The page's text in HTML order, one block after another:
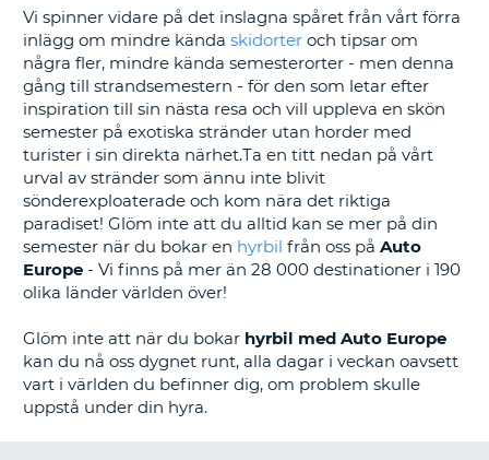
Vi spinner vidare på det inslagna spåret från vårt förra
inlägg om mindre kända skidorter och tipsar om
några fler, mindre kända semesterorter - men denna
gång till strandsemestern - för den som letar efter
inspiration till sin nästa resa och vill uppleva en skön
semester på exotiska stränder utan horder med
turister i sin direkta närhet.Ta en titt nedan på vårt
urval av stränder som ännu inte blivit
sönderexploaterade och kom nära det riktiga
paradiset! Glöm inte att du alltid kan se mer på din
semester när du bokar en hyrbil från oss på Auto
Europe - Vi finns på mer än 28 000 destinationer i 190
olika länder världen över!
Glöm inte att när du bokar hyrbil med Auto Europe
kan du nå oss dygnet runt, alla dagar i veckan oavsett
vart i världen du befinner dig, om problem skulle
uppstå under din hyra.